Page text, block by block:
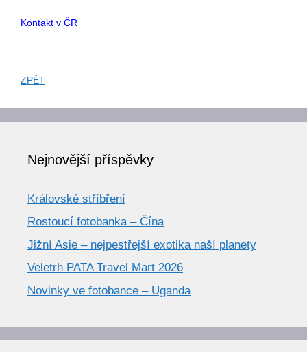
Kontakt v ČR
ZPĚT
Nejnovější příspěvky
Královské stříbření
Rostoucí fotobanka – Čína
Jižní Asie – nejpestřejší exotika naší planety
Veletrh PATA Travel Mart 2026
Novinky ve fotobance – Uganda